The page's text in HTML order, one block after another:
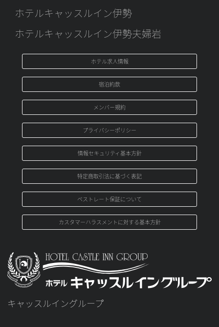
ホテルキャッスルイン伊勢
ホテルキャッスルイン伊勢夫婦岩
ホテル求人情報
宿泊約款
メンバ－規約
プライバシーポリシー
情報セキュリティ基本方針
特定商取引法に基づく表記
ベストレート保証について
カスタマーハラスメントに対する基本方針
キャッスルイングループ